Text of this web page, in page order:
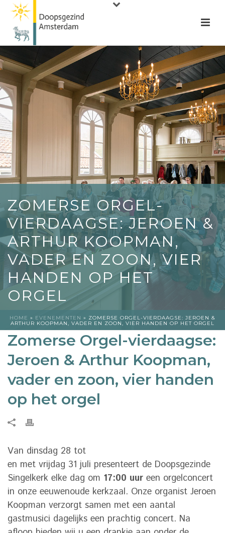
ZOMERSE ORGEL-
VIERDAAGSE: JEROEN &
ARTHUR KOOPMAN,
VADER EN ZOON, VIER
HANDEN OP HET
ORGEL
HOME » EVENEMENTEN » ZOMERSE ORGEL-VIERDAAGSE: JEROEN &
ARTHUR KOOPMAN, VADER EN ZOON, VIER HANDEN OP HET ORGEL
Zomerse Orgel-vierdaagse:
Jeroen & Arthur Koopman,
vader en zoon, vier handen
op het orgel
Van dinsdag 28 tot
en met vrijdag 31 juli presenteert de Doopsgezinde
Singelkerk elke dag om 17:00 uur een orgelconcert
in onze eeuwenoude kerkzaal. Onze organist Jeroen
Koopman verzorgt samen met een aantal
gastmusici dagelijks een prachtig concert. Na